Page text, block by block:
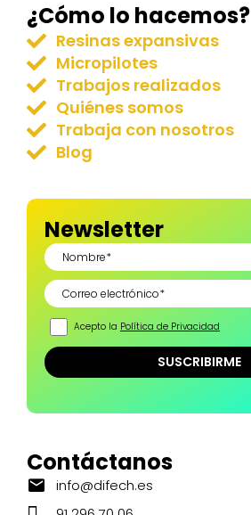
¿Cómo lo hacemos?
Resinas expansivas
Micropilotes
Trabajos realizados
Quiénes somos
Trabaja con nosotros
Blog
Newsletter
Acepto la Política de Privacidad
Contáctanos
info@difech.es